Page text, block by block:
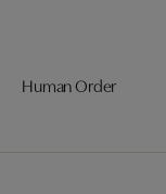
Human Order